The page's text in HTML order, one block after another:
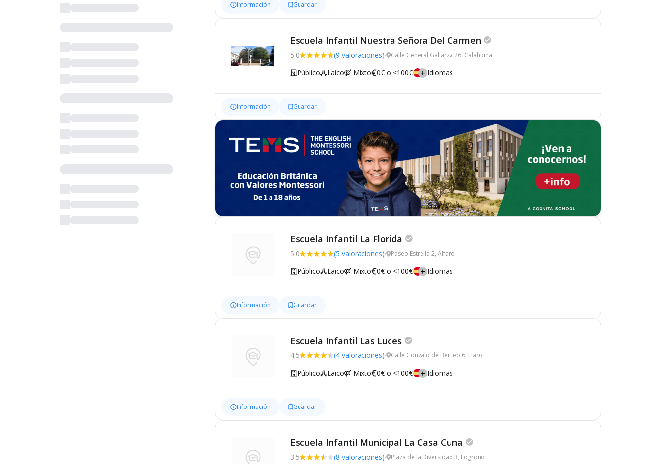
Información Guardar
Escuela Infantil Nuestra Señora Del Carmen
5.0 (9 valoraciones) Calle General Gallarza 26, Calahorra
Público Laico Mixto 0€ o <100€ Idiomas
Información Guardar
Escuela Infantil La Florida
5.0 (5 valoraciones) Paseo Estrella 2, Alfaro
Público Laico Mixto 0€ o <100€ Idiomas
Información Guardar
Escuela Infantil Las Luces
4.5 (4 valoraciones) Calle Gonzalo de Berceo 6, Haro
Público Laico Mixto 0€ o <100€ Idiomas
Información Guardar
Escuela Infantil Municipal La Casa Cuna
3.5 (8 valoraciones) Plaza de la Diversidad 3, Logroño